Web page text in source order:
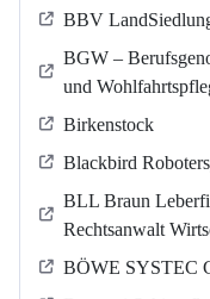
BBV
BGW –
und
Birkenstock
Blackbird
BLL Braun
Rechtsanwalt
BÖWE SYSTEC